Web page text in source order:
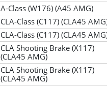
A-Class (W176) (A45 AMG)
CLA-Class (C117) (CLA45
CLA-Class (C117) (CLA45
CLA Shooting Brake (X117)
(CLA45 AMG)
CLA Shooting Brake (X117)
(CLA45 AMG)